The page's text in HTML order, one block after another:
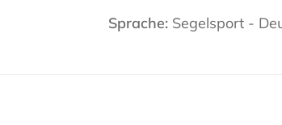
Sprache:Segelsport -